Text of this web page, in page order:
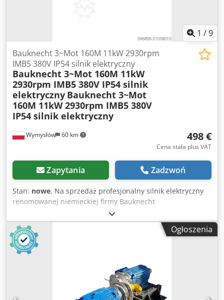
1 /9
Wymysłów 60 km
Bauknecht 3~Mot 160M 11kW 2930rpm
IMB5 380V IP54 silnik elektryczny
Bauknecht 3~Mot 160M 11kW
2930rpm IMB5 380V IP54 silnik
elektryczny Bauknecht 3~Mot
160M 11kW 2930rpm IMB5 380V
IP54 silnik elektryczny
498 €
Cena stała plus VAT
Zapytania Zadzwoń
Stan: nowe, Na sprzedaż profesjonalny silnik elektryczny
renomowanej niemieckiej firmy Bauknecht
Antriebstechnik. Silnik jest nowy – leżak magazynowy. Nie
był używany w pracy, może posiadać jedynie drobne ślady
magazynowania widoczne na zdjęciach. Solidna,
przemysłowa konstrukcja – idealny do wymagających
aplikacji. 🔧 Dane techniczne: Producent: Bauknecht
Antriebstechnik Model: 3~Mot 160M Cjdpfx Aeyv R Tgsb
Hsrf Moc: 11 kW Obroty: 2930 obr/min Napięcie: 380 V
Prąd: 22 A Częstotliwość: 50 Hz Stopień ochrony: IP54 Klasa
izolacji: B Tryb pracy: S1 (ciągła) Cos φ: 0.88 Wykonanie:
Ogłoszenia